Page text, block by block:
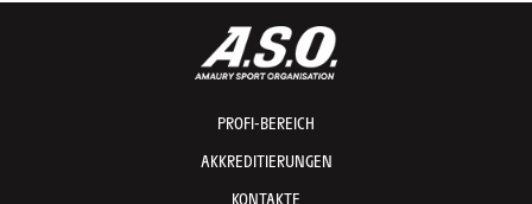
PROFI-BEREICH
AKKREDITIERUNGEN
KONTAKTE